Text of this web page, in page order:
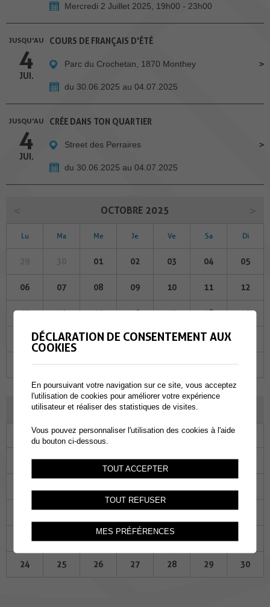
Mercredi 2 Juillet 2025, 19h00 - 23h00
JUSQU'AU
4
JUI.
COURS DE FRANÇAIS D'ÉTÉ
Parc du Crochetan, 1870 Monthey
du 30.06.2025 au 04.07.2025
JUSQU'AU
4
JUI.
CRÉE DANS TON QUARTIER
Street des Perraires
du 30.06.2025 au 04.07.2025
OCTOBRE 2025
Lu Ma Me Je Ve Sa Di
01 02 03 04 05
06 07 08 09 10 11 12
13 14 15 16 17 18 19
21 22 23 24 25
NOVEMBRE 2025
Ma Me Je Ve Sa
28 29 30 31 01
11 12 13 14 15
24 25 26 27 28 29 30
DÉCLARATION DE CONSENTEMENT AUX
COOKIES
En poursuivant votre navigation sur ce site, vous acceptez
l'utilisation de cookies pour améliorer votre expérience
utilisateur et réaliser des statistiques de visites.
Vous pouvez personnaliser l'utilisation des cookies à l'aide
du bouton ci-dessous.
TOUT ACCEPTER
TOUT REFUSER
MES PRÉFÉRENCES